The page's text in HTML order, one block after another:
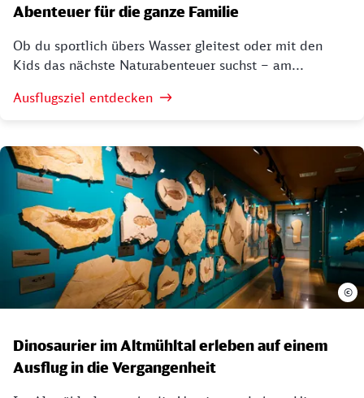
Abenteuer für die ganze Familie
Ob du sportlich übers Wasser gleitest oder mit den
Kids das nächste Naturabenteuer suchst – am...
Ausflugsziel entdecken
Dinosaurier im Altmühltal erleben auf einem
Ausflug in die Vergangenheit
©